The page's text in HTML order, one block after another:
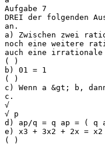
Aufgabe 7
DREI der folgenden
an.
a) Zwischen zwei
noch eine weitere
auch eine irrationale
( )
b) 01 = 1
( )
c) Wenn a &gt; b,
c.
√
√ p
d) ap/q = q ap = ( q
e) x3 + 3x2 + 2x =
( )